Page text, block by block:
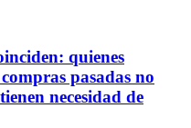
quienes
pasadas no
necesidad de